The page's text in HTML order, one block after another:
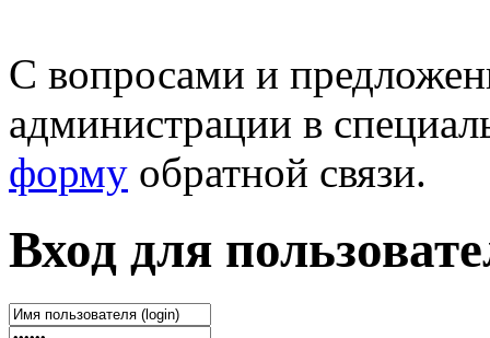
С вопросами и
администрации в
форму обратной связи.
Вход для